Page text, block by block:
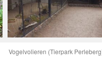
Vogelvolieren (Tierpark